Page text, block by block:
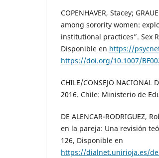
COPENHAVER, Stacey;
among sorority women:
institutional practices”. Sex
Disponible en https://
https://doi.org/10.1007/
CHILE/CONSEJO NACIONAL
2016. Chile: Ministerio de
DE ALENCAR-RODRIGUEZ,
en la pareja: Una revisión
126, Disponible en
https://dialnet.unirioja.es/